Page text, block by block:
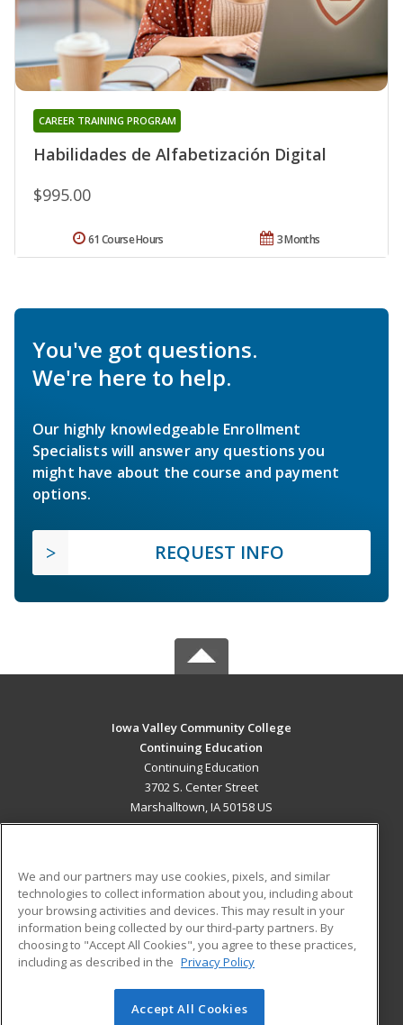
Habilidades de Alfabetización Digital
CAREER TRAINING PROGRAM
$995.00
3 Months
61 Course Hours
You've got questions.
We're here to help.
Our highly knowledgeable Enrollment
Specialists will answer any questions you
might have about the course and payment
options.
REQUEST INFO
Iowa Valley Community College
Continuing Education
Continuing Education
3702 S. Center Street
Marshalltown, IA 50158 US
ADDITIONAL RESOURCES
Military
Financial Assistance
Help
Student Blog
© 2026 ed2go, a division of Cengage Learning. All rights
We and our partners may use cookies, pixels, and similar
technologies to collect information about you, including about
your browsing activities and devices. This may result in your
information being collected by our third-party partners. By
choosing to "Accept All Cookies", you agree to these practices,
including as described in the Privacy Policy
Accept All Cookies